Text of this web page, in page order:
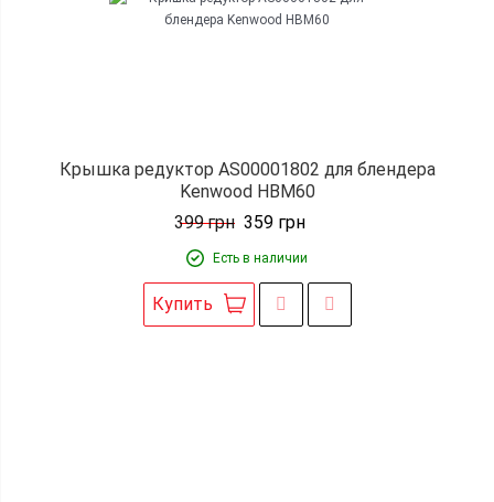
Крышка редуктор AS00001802 для блендера
Kenwood HBM60
399грн 359 грн
Есть в наличии
Купить